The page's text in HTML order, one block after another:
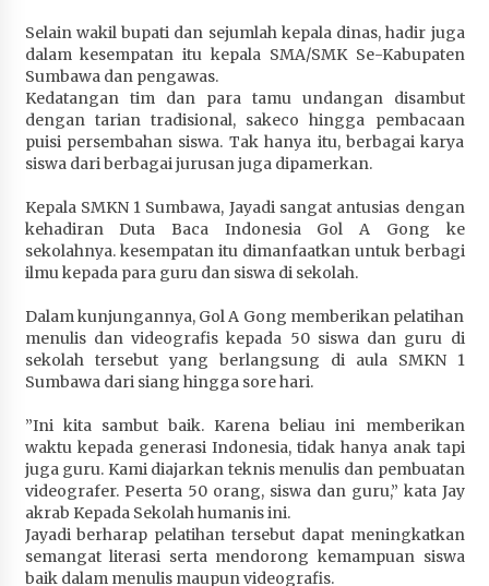
4 minggu ago
Selain wakil bupati dan sejumlah kepala dinas, hadir juga
dalam kesempatan itu kepala SMA/SMK Se-Kabupaten
Sumbawa dan pengawas.
Kedatangan tim dan para tamu undangan disambut
dengan tarian tradisional, sakeco hingga pembacaan
puisi persembahan siswa. Tak hanya itu, berbagai karya
siswa dari berbagai jurusan juga dipamerkan.
Kepala SMKN 1 Sumbawa, Jayadi sangat antusias dengan
kehadiran Duta Baca Indonesia Gol A Gong ke
sekolahnya. kesempatan itu dimanfaatkan untuk berbagi
ilmu kepada para guru dan siswa di sekolah.
Dalam kunjungannya, Gol A Gong memberikan pelatihan
menulis dan videografis kepada 50 siswa dan guru di
sekolah tersebut yang berlangsung di aula SMKN 1
Sumbawa dari siang hingga sore hari.
”Ini kita sambut baik. Karena beliau ini memberikan
waktu kepada generasi Indonesia, tidak hanya anak tapi
juga guru. Kami diajarkan teknis menulis dan pembuatan
videografer. Peserta 50 orang, siswa dan guru,” kata Jay
akrab Kepada Sekolah humanis ini.
Jayadi berharap pelatihan tersebut dapat meningkatkan
semangat literasi serta mendorong kemampuan siswa
baik dalam menulis maupun videografis.